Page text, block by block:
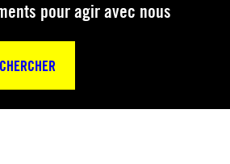
pour agir avec nous